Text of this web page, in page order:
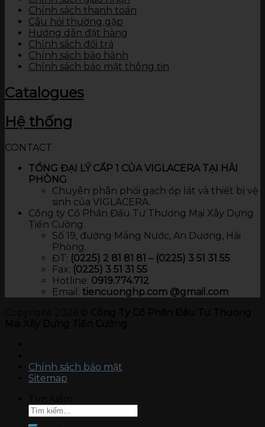
Chính sách thanh toán
Câu hỏi thường gặp
Hướng dẫn đặt hàng
Chính sách đổi trả
Chính sách bảo hành
Chính sách bảo mật thông tin
Catalogues
Hệ thống
CONTACT
TỔNG ĐẠI LÝ CẤP 1 CỦA VIGLACERA TẠI HẢI
PHÒNG
Chuyên phân phối gạch ốp lát và thiết bị vệ
sinh của VIGLACERA.
Công ty Cổ Phần Đầu Tư Thương Mại Xây Dựng
Tiến Cường.
Số 19, đường Máng Nước, An Dương, Hải
Phòng.
ĐT: (0225) 2 81 81 81 – (0225) 3 51 31 55
Fax: (0225) 3 51 31 55
Hotline: 0919.774.712​
Email: tiencuonghp.com @gmail.com
Chính sách bảo mật
Sitemap